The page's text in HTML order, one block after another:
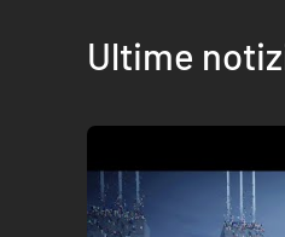
Ultime